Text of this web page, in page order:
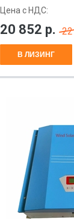
Цена с НДС:
20 852 р.
В ЛИЗИНГ